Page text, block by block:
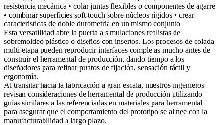
resistencia mecánica • colar juntas flexibles o componentes de agarre
• combinar superficies soft-touch sobre núcleos rígidos • crear
características de doble durometría en un mismo conjunto
Esta versatilidad abre la puerta a simulaciones realistas de
sobremoldeo plástico o diseños con insertos. Los procesos de colada
multi-etapa pueden reproducir interfaces complejas mucho antes de
construir el herramental de producción, dando tiempo a los
diseñadores para refinar puntos de fijación, sensación táctil y
ergonomía.
Al transitar hacia la fabricación a gran escala, nuestros ingenieros
revisan consideraciones de herramental de producción utilizando
guías similares a las referenciadas en materiales para herramental
para asegurar que el comportamiento del prototipo se alinee con la
manufacturabilidad a largo plazo.